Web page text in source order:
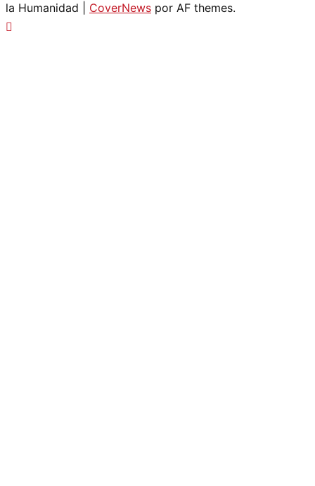
la Humanidad
CoverNews por AF themes.